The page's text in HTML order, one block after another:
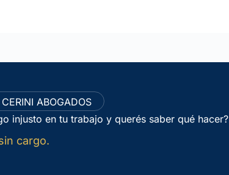
ABOGADOS
injusto en tu trabajo y querés saber qué hacer?
cargo.